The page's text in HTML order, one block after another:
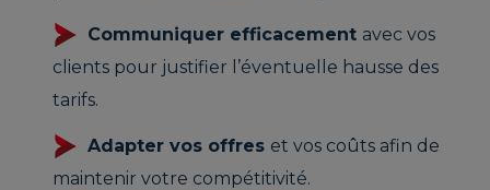
Communiquer efficacement avec vos
clients pour justifier l’éventuelle hausse des
tarifs.
Adapter vos offres et vos coûts afin de
maintenir votre compétitivité.